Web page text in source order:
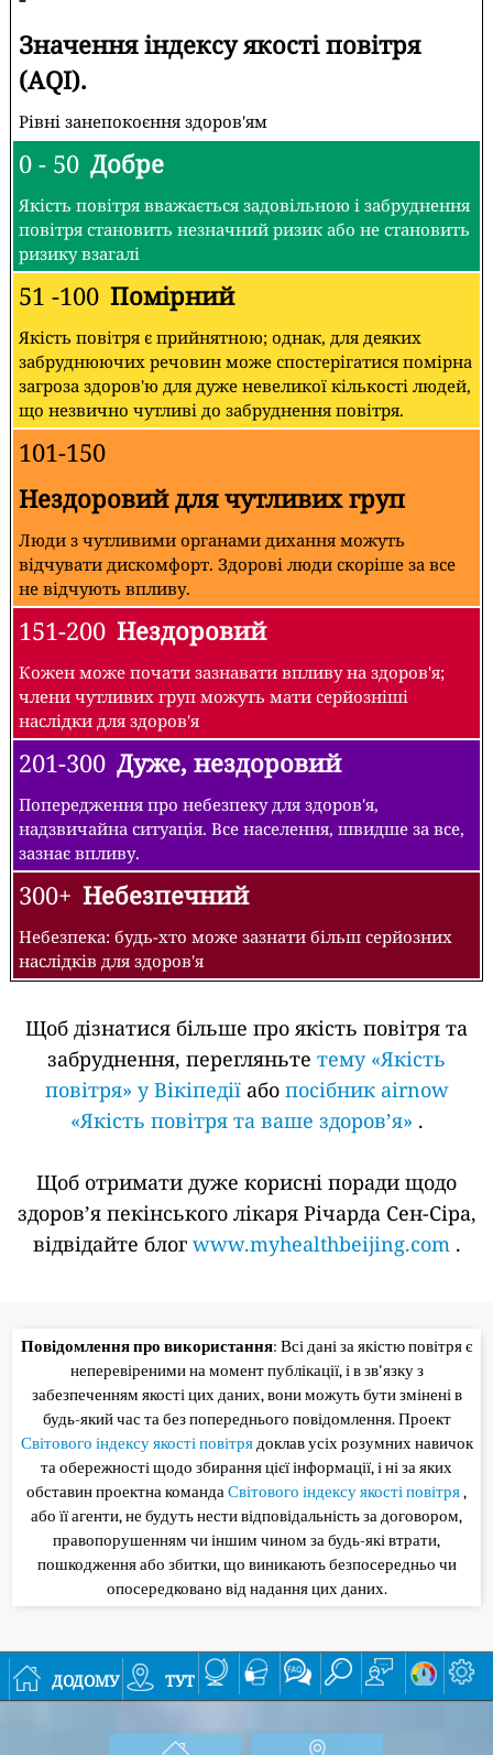
Значення індексу якості повітря
(AQI).
Рівні занепокоєння здоров'ям
0 - 50 Добре
Якість повітря вважається задовільною і забруднення
повітря становить незначний ризик або не становить
ризику взагалі
51 -100 Помірний
Якість повітря є прийнятною; однак, для деяких
забруднюючих речовин може спостерігатися помірна
загроза здоров'ю для дуже невеликої кількості людей,
що незвично чутливі до забруднення повітря.
101-150
Нездоровий для чутливих груп
Люди з чутливими органами дихання можуть
відчувати дискомфорт. Здорові люди скоріше за все
не відчують впливу.
151-200 Нездоровий
Кожен може почати зазнавати впливу на здоров'я;
члени чутливих груп можуть мати серйозніші
наслідки для здоров'я
201-300 Дуже, нездоровий
Попередження про небезпеку для здоров'я,
надзвичайна ситуація. Все населення, швидше за все,
зазнає впливу.
300+ Небезпечний
Небезпека: будь-хто може зазнати більш серйозних
наслідків для здоров'я
Щоб дізнатися більше про якість повітря та
забруднення, перегляньте тему «Якість
повітря» у Вікіпедіїабо посібник airnow
«Якість повітря та ваше здоров’я» .
Щоб отримати дуже корисні поради щодо
здоров’я пекінського лікаря Річарда Сен-Сіра,
відвідайте блог www.myhealthbeijing.com.
Повідомлення про використання: Всі дані за якістю повітря є
неперевіреними на момент публікації, і в зв'язку з
забезпеченням якості цих даних, вони можуть бути змінені в
будь-який час та без попереднього повідомлення. Проект
Світового індексу якості повітрядоклав усіх розумних навичок
та обережності щодо збирання цієї інформації, і ні за яких
обставин проектна командаСвітового індексу якості повітря,
або її агенти, не будуть нести відповідальність за договором,
правопорушенням чи іншим чином за будь-які втрати,
пошкодження або збитки, що виникають безпосередньо чи
опосередковано від надання цих даних.
додому тут